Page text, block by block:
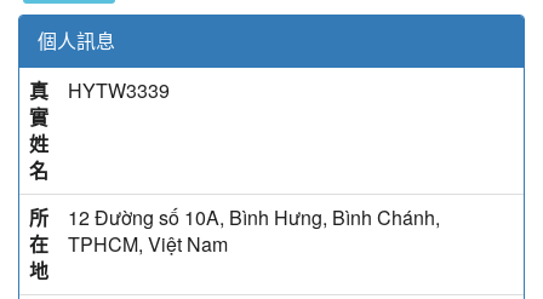
個人訊息
真
實
姓
名
HYTW3339
所
在
地
12 Đường số 10A, Bình Hưng, Bình Chánh,
TPHCM, Việt Nam